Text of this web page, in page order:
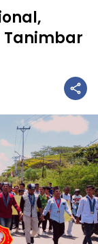
Tanimbar